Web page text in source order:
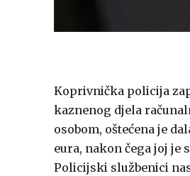
Koprivnička policija
kaznenog djela
osobom, oštećena je
eura, nakon čega joj je
Policijski službenici